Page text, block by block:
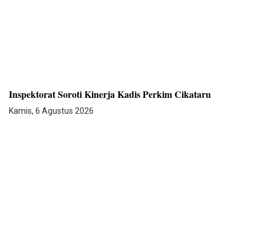
Inspektorat Soroti Kinerja Kadis Perkim Cikataru
Kamis, 6 Agustus 2026